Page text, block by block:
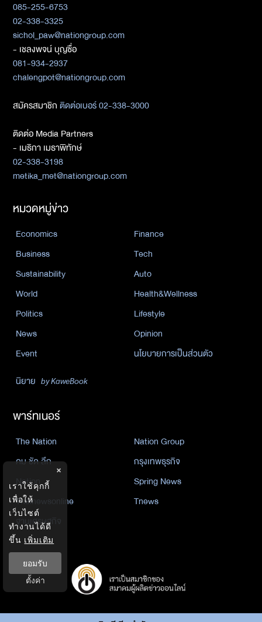
085-255-6753
02-338-3325
sichol_paw@nationgroup.com
- เชลงพจน์ บุญซื่อ
081-934-2937
chalengpot@nationgroup.com
สมัครสมาชิกติดต่อเบอร์ 02-338-3000
ติดต่อ Media Partners
- เมธิกา เมธาพิทักษ์
02-338-3198
metika_met@nationgroup.com
หมวดหมู่ข่าว
Economics
Finance
Business
Tech
Sustainability
Auto
World
Health&Wellness
Politics
Lifestyle
News
Opinion
Event
นโยบายการเป็นส่วนตัว
นิยาย by KaweBook
พาร์ทเนอร์
The Nation
Nation Group
คม ชัด ลึก
กรุงเทพธุรกิจ
Nation
Spring News
Thainewsonline
Tnews
ฐานเศรษฐกิจ
×
เราใช้คุกกี้
เพื่อให้
เว็บไซต์
ทำงานได้ดี
ขึ้น เพิ่มเติม
ยอมรับ
ตั้งค่า